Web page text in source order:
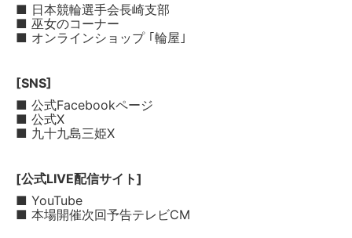
■ 日本競輪選手会長崎支部
■ 巫女のコーナー
■ オンラインショップ ｢輪屋｣
[SNS]
■ 公式Facebookページ
■ 公式X
■ 九十九島三姫X
[公式LIVE配信サイト]
■ YouTube
■ 本場開催次回予告テレビCM